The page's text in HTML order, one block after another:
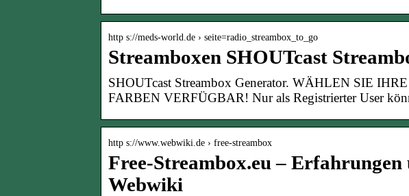
http s://meds-world.de › seite=radio_streambox_to_go
Streamboxen SHOUTcast
SHOUTcast Streambox Generator. WÄHLEN SIE
FARBEN VERFÜGBAR! Nur als Registrierter User
http s://www.webwiki.de › free-streambox
Free-Streambox.eu – Erfahrungen
Webwiki